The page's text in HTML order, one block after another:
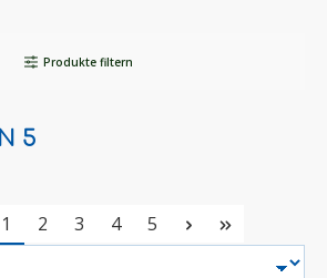
Produkte filtern
5
Seite
1 Seite
2 Seite
3 Seite
4 Seite
5